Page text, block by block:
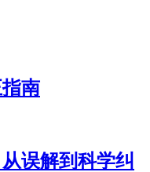
南
误解到科学纠